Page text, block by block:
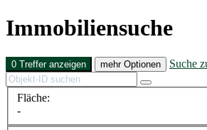
Immobiliensuche
0 Treffer anzeigen mehr Optionen Suche
Fläche:
-